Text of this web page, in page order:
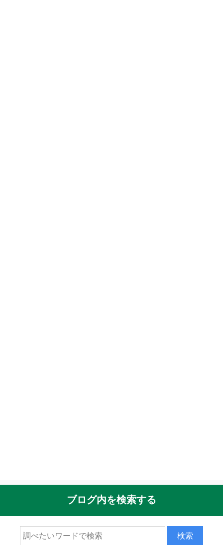
ブログ内を検索する